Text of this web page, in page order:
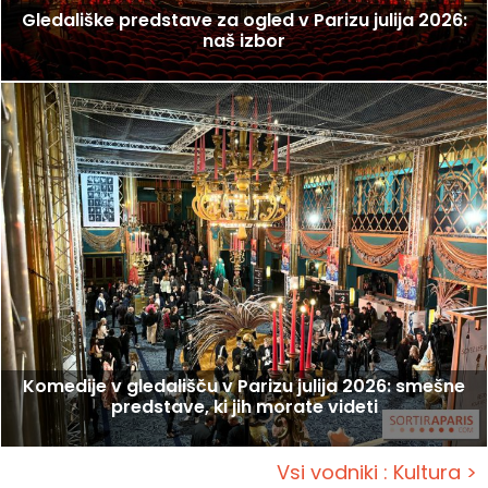
Gledališke predstave za ogled v Parizu julija 2026:
naš izbor
Komedije v gledališču v Parizu julija 2026: smešne
predstave, ki jih morate videti
Vsi vodniki : Kultura >